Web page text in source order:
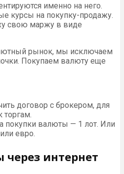
именно на него.
курсы на покупку-продажу.
свою маржу в виде
рынок, мы исключаем
Покупаем валюту еще
договор с брокером, для
торгам.
покупки валюты — 1 лот. Или
евро.
интернет